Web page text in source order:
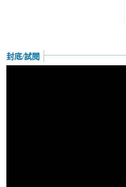
封底/試閱